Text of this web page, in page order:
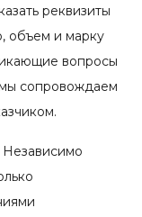
реквизиты
объем и марку
вопросы
сопровождаем